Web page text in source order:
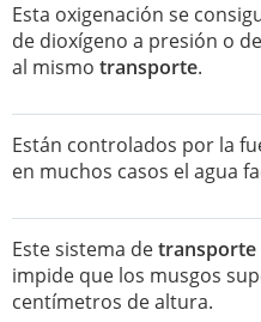
Esta oxigenación se
de dioxígeno a presión o
al mismo transporte.
Están controlados por la
en muchos casos el agua
Este sistema detransporte
impide que los musgos
centímetros de altura.